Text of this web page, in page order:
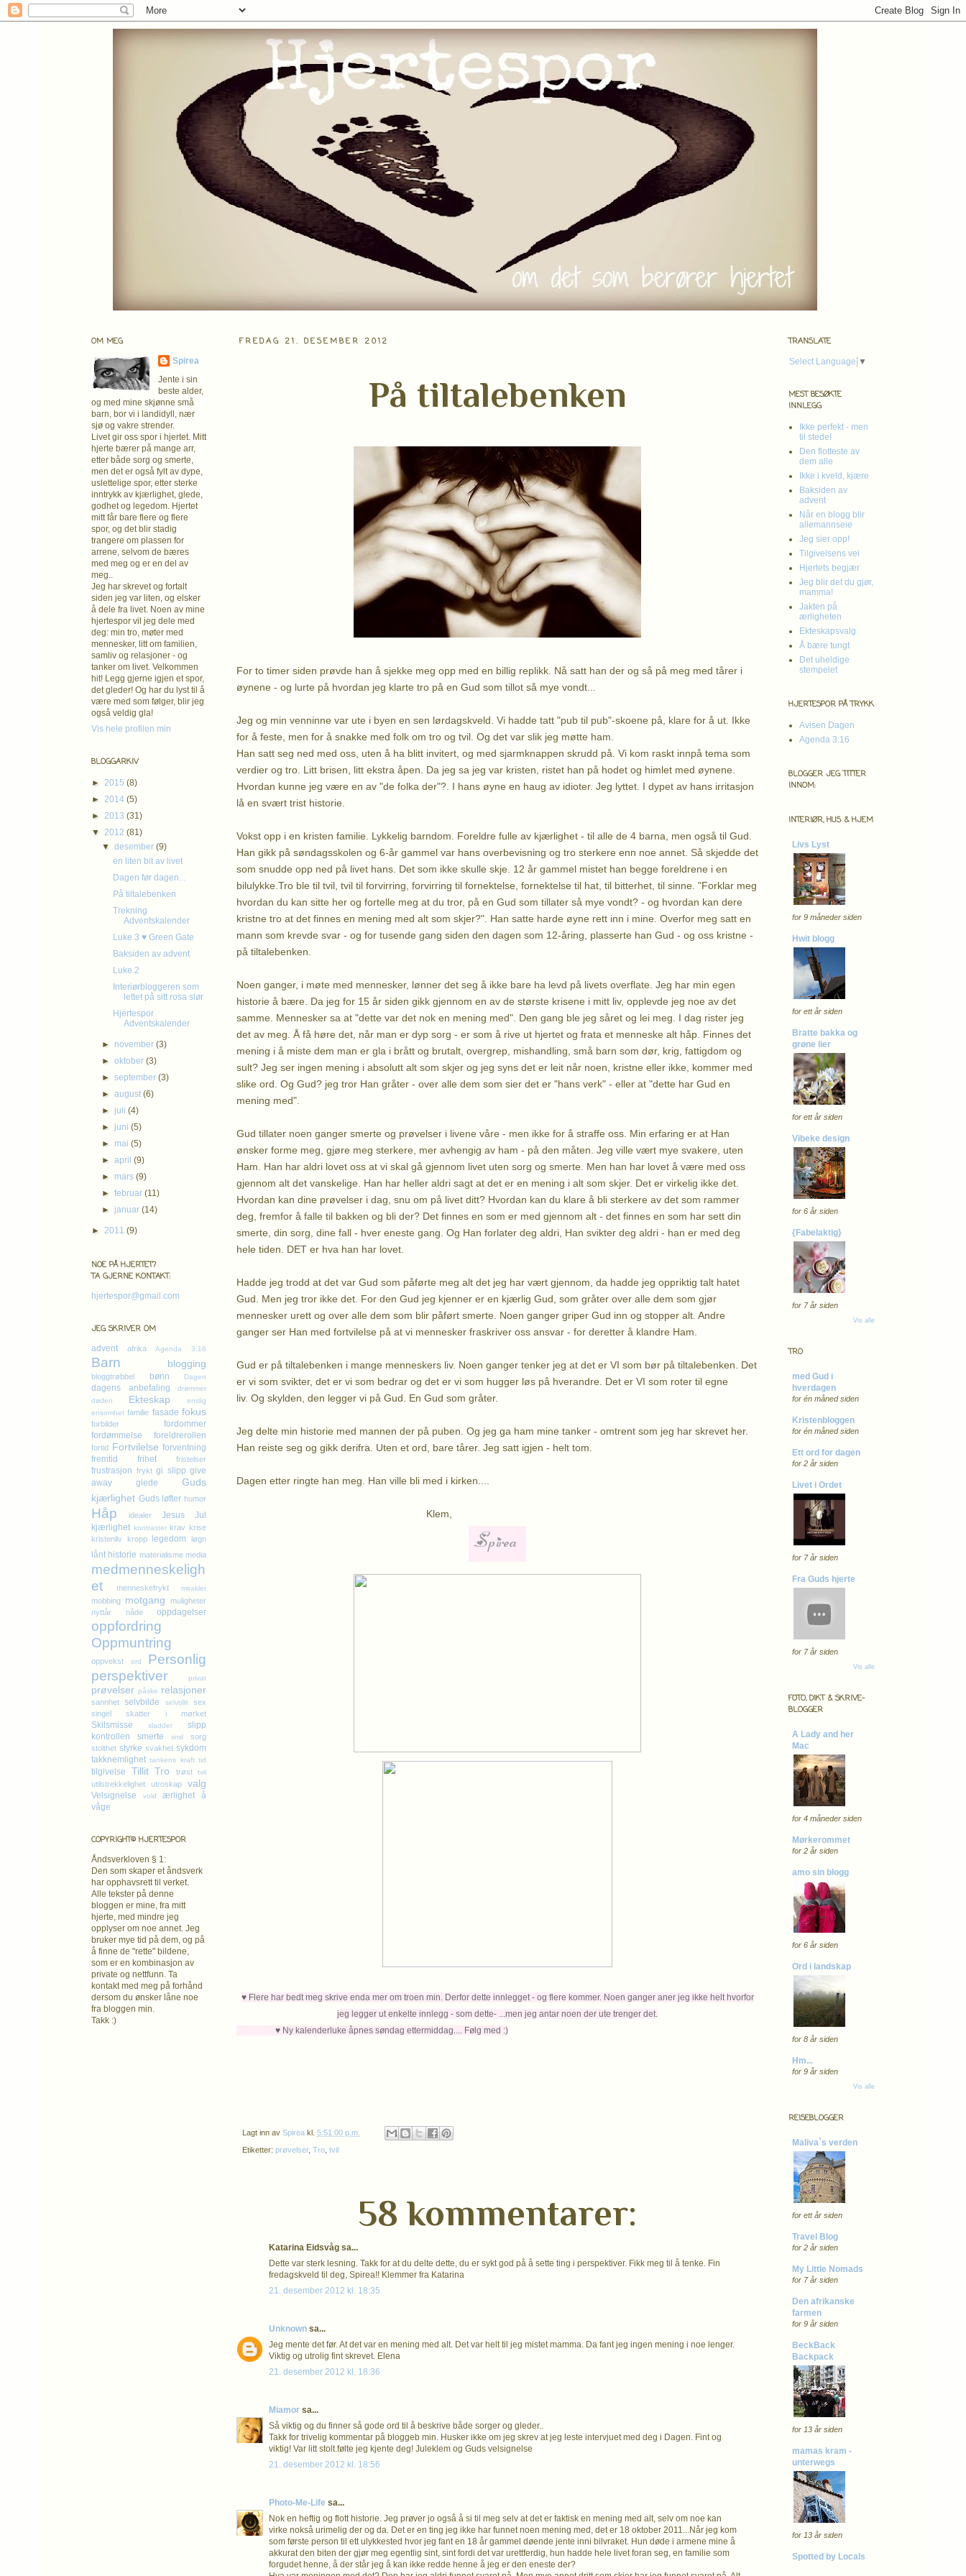
FREDAG 21. DESEMBER 2012
På tiltalebenken
For to timer siden prøvde han å sjekke meg opp med en billig replikk. Nå satt han der og så på meg med tårer i
øynene - og lurte på hvordan jeg klarte tro på en Gud som tillot så mye vondt...
Jeg og min venninne var ute i byen en sen lørdagskveld. Vi hadde tatt "pub til pub"-skoene på, klare for å ut. Ikke
for å feste, men for å snakke med folk om tro og tvil. Og det var slik jeg møtte ham.
Han satt seg ned med oss, uten å ha blitt invitert, og med sjarmknappen skrudd på. Vi kom raskt innpå tema som
verdier og tro. Litt brisen, litt ekstra åpen. Da jeg sa jeg var kristen, ristet han på hodet og himlet med øynene.
Hvordan kunne jeg være en av "de folka der"?. I hans øyne en haug av idioter. Jeg lyttet. I dypet av hans irritasjon
lå en svært trist historie.
Vokst opp i en kristen familie. Lykkelig barndom. Foreldre fulle av kjærlighet - til alle de 4 barna, men også til Gud.
Han gikk på søndagsskolen og 6-år gammel var hans overbevisning og tro sterkere enn noe annet. Så skjedde det
som snudde opp ned på livet hans. Det som ikke skulle skje. 12 år gammel mistet han begge foreldrene i en
bilulykke.Tro ble til tvil, tvil til forvirring, forvirring til fornektelse, fornektelse til hat, til bitterhet, til sinne. "Forklar meg
hvordan du kan sitte her og fortelle meg at du tror, på en Gud som tillater så mye vondt? - og hvordan kan dere
kristne tro at det finnes en mening med alt som skjer?". Han satte harde øyne rett inn i mine. Overfor meg satt en
mann som krevde svar - og for tusende gang siden den dagen som 12-åring, plasserte han Gud - og oss kristne -
på tiltalebenken.
Noen ganger, i møte med mennesker, lønner det seg å ikke bare ha levd på livets overflate. Jeg har min egen
historie å bære. Da jeg for 15 år siden gikk gjennom en av de største krisene i mitt liv, opplevde jeg noe av det
samme. Mennesker sa at "dette var det nok en mening med". Den gang ble jeg såret og lei meg. I dag rister jeg
det av meg. Å få høre det, når man er dyp sorg - er som å rive ut hjertet og frata et menneske alt håp. Finnes det
mening i å miste dem man er gla i brått og brutalt, overgrep, mishandling, små barn som dør, krig, fattigdom og
sult? Jeg ser ingen mening i absolutt alt som skjer og jeg syns det er leit når noen, kristne eller ikke, kommer med
slike ord. Og Gud? jeg tror Han gråter - over alle dem som sier det er "hans verk" - eller at "dette har Gud en
mening med".
Gud tillater noen ganger smerte og prøvelser i livene våre - men ikke for å straffe oss. Min erfaring er at Han
ønsker forme meg, gjøre meg sterkere, mer avhengig av ham - på den måten. Jeg ville vært mye svakere, uten
Ham. Han har aldri lovet oss at vi skal gå gjennom livet uten sorg og smerte. Men han har lovet å være med oss
gjennom alt det vanskelige. Han har heller aldri sagt at det er en mening i alt som skjer. Det er virkelig ikke det.
Hvordan kan dine prøvelser i dag, snu om på livet ditt? Hvordan kan du klare å bli sterkere av det som rammer
deg, fremfor å falle til bakken og bli der? Det finnes en som er med gjennom alt - det finnes en som har sett din
smerte, din sorg, dine fall - hver eneste gang. Og Han forlater deg aldri, Han svikter deg aldri - han er med deg
hele tiden. DET er hva han har lovet.
Hadde jeg trodd at det var Gud som påførte meg alt det jeg har vært gjennom, da hadde jeg oppriktig talt hatet
Gud. Men jeg tror ikke det. For den Gud jeg kjenner er en kjærlig Gud, som gråter over alle dem som gjør
mennesker urett og over alle dem som blir påført smerte. Noen ganger griper Gud inn og stopper alt. Andre
ganger ser Han med fortvilelse på at vi mennesker fraskriver oss ansvar - for deretter å klandre Ham.
Gud er på tiltalebenken i mange menneskers liv. Noen ganger tenker jeg at det er VI som bør på tiltalebenken. Det
er vi som svikter, det er vi som bedrar og det er vi som hugger løs på hverandre. Det er VI som roter til egne
liv. Og skylden, den legger vi på Gud. En Gud som gråter.
Jeg delte min historie med mannen der på puben. Og jeg ga ham mine tanker - omtrent som jeg har skrevet her.
Han reiste seg og gikk derifra. Uten et ord, bare tårer. Jeg satt igjen - helt tom.
Dagen etter ringte han meg. Han ville bli med i kirken....
Klem,
♥ Flere har bedt meg skrive enda mer om troen min. Derfor dette innlegget - og flere kommer. Noen ganger aner jeg ikke helt hvorfor
jeg legger ut enkelte innlegg - som dette- ...men jeg antar noen der ute trenger det.
♥ Ny kalenderluke åpnes søndag ettermiddag.... Følg med :)
Lagt inn av Spirea kl. 5:51:00 p.m.
Etiketter: prøvelser, Tro tvil
58 kommentarer:
Katarina Eidsvåg sa...
Dette var sterk lesning. Takk for at du delte dette, du er sykt god på å sette ting i perspektiver. Fikk meg til å tenke. Fin
fredagskveld til deg, Spirea!! Klemmer fra Katarina
21. desember 2012 kl. 18:35
Unknown sa...
Jeg mente det før. At det var en mening med alt. Det var helt til jeg mistet mamma. Da fant jeg ingen mening i noe lenger.
Viktig og utrolig fint skrevet. Elena
21. desember 2012 kl. 18:36
Miamor sa...
Så viktig og du finner så gode ord til å beskrive både sorger og gleder..
Takk for trivelig kommentar på bloggeb min. Husker ikke om jeg skrev at jeg leste intervjuet med deg i Dagen. Fint og
viktig! Var litt stolt.følte jeg kjente deg! Juleklem og Guds velsignelse
21. desember 2012 kl. 18:56
Photo-Me-Life sa...
Nok en heftig og flott historie. Jeg prøver jo også å si til meg selv at det er faktisk en mening med alt, selv om noe kan
virke nokså urimelig der og da. Det er en ting jeg ikke har funnet noen mening med, det er 18 oktober 2011...Når jeg kom
som første person til ett ulykkested hvor jeg fant en 18 år gammel døende jente inni bilvraket. Hun døde i armene mine å
akkurat den biten der gjør meg egentlig sint, sint fordi det var urettferdig, hun hadde hele livet foran seg, en familie som
forgudet henne, å der står jeg å kan ikke redde henne å jeg er den eneste der?
OM MEG
Spirea
Jente i sin
beste alder,
og med mine skjønne små
barn, bor vi i landidyll, nær
sjø og vakre strender.
Livet gir oss spor i hjertet. Mitt
hjerte bærer på mange arr,
etter både sorg og smerte,
men det er også fylt av dype,
uslettelige spor, etter sterke
inntrykk av kjærlighet, glede,
godhet og legedom. Hjertet
mitt får bare flere og flere
spor, og det blir stadig
trangere om plassen for
arrene, selvom de bæres
med meg og er en del av
meg..
Jeg har skrevet og fortalt
siden jeg var liten, og elsker
å dele fra livet. Noen av mine
hjertespor vil jeg dele med
deg: min tro, møter med
mennesker, litt om familien,
samliv og relasjoner - og
tanker om livet. Velkommen
hit! Legg gjerne igjen et spor,
det gleder! Og har du lyst til å
være med som følger, blir jeg
også veldig gla!
Vis hele profilen min
BLOGGARKIV
► 2015 (8)
► 2014 (5)
► 2013 (31)
▼ 2012 (81)
▼desember(9)
en liten bit av livet
Dagen før dagen...
På tiltalebenken
Trekning
Adventskalender
Luke 3 ♥ Green Gate
Baksiden av advent
Luke 2
Interiørbloggeren som
lettet på sitt rosa slør
Hjertespor
Adventskalender
► november(3)
►oktober(3)
►september(3)
►august(6)
► juli(4)
► juni(5)
► mai(5)
►april(9)
► mars(9)
►februar(11)
► januar(14)
► 2011 (9)
NOE PÅ HJERTET?
TA GJERNE KONTAKT:
hjertespor@gmail.com
JEG SKRIVER OM
advent afrika Agenda 3:16
Barn blogging
bloggtrøbbel bønn Dagen
dagens anbefaling
drømmer
døden
Ekteskap
enslig
ensomhet familie fasade fokus
forbilder
fordommer
fordømmelse
foreldrerollen
fortid Fortvilelse forventning
fremtid
frihet fristelser
frustrasjon frykt gi slipp give
away
glede
Guds
kjærlighet Guds løfter humor
Håp idealer Jesus
Jul
kjærlighet kontraster krav krise
kristenliv kropp legedom løgn
lånt historie materialisme media
medmenneskeligh
et
menneskefrykt mirakler
mobbing motgang
muligheter
nyttår
nåde oppdagelser
oppfordring
Oppmuntring
oppvekst ord
Personlig
perspektiver
privat
prøvelser påske relasjoner
sannhet selvbilde selvtillit
sex
singel
skatter i mørket
Skilsmisse sladder
slipp
kontrollen
smerte smil
sorg
stolthet styrke svakhet sykdom
takknemlighet tankens kraft tid
tilgivelse Tillit Tro trøst tvil
utilstrekkelighet utroskap valg
Velsignelse vold ærlighet
å
våge
COPYRIGHT© HJERTESPOR
Åndsverkloven § 1:
Den som skaper et åndsverk
har opphavsretttil verket.
Alle tekster på denne
bloggen er mine, fra mitt
hjerte, med mindre jeg
opplyser om noe annet. Jeg
bruker mye tid på dem, og på
å finne de "rette" bildene,
som er en kombinasjon av
private og nettfunn. Ta
kontakt med meg på forhånd
dersom du ønsker låne noe
fra bloggen min.
Takk :)
TRANSLATE
Select Language ▼
MEST BESØKTE
INNLEGG
Ikke perfekt - men
til stede!
Den flotteste av
dem alle
Ikke i kveld, kjære
Baksiden av
advent
Når en blogg blir
allemannseie
Jeg sier opp!
Tilgivelsens vei
Hjertets begjær
Jeg blir det du gjør,
mamma!
Jakten på
ærligheten
Ekteskapsvalg
Å bære tungt
Det uheldige
stempelet
HJERTESPOR PÅ TRYKK
Avisen Dagen
Agenda 3:16
BLOGGER JEG TITTER
INNOM:
INTERIØR, HUS & HJEM
Livs Lyst
for 9 måneder siden
Hwit blogg
for ett år siden
Bratte bakka og
grøne lier
for ett år siden
Vibeke design
for 6 år siden
{Fabelaktig}
for 7 år siden
Vis alle
TRO
med Gud i
hverdagen
for én måned siden
Kristenbloggen
for én måned siden
Ett ord for dagen
for 2 år siden
Livet i Ordet
for 7 år siden
Fra Guds hjerte
for 7 år siden
Vis alle
FOTO, DIKT & SKRIVE-
BLOGGER
A Lady and her
Mac
for 4 måneder siden
Mørkerommet
for 2 år siden
amo sin blogg
for 6 år siden
Ord i landskap
for 8 år siden
Hm...
for 9 år siden
Vis alle
REISEBLOGGER
Maliva`s verden
for ett år siden
Travel Blog
for 2 år siden
My Little Nomads
for 7 år siden
Den afrikanske
farmen
for 9 år siden
BeckBack
Backpack
for 13 år siden
mamas kram -
unterwegs
for 13 år siden
Spotted by Locals